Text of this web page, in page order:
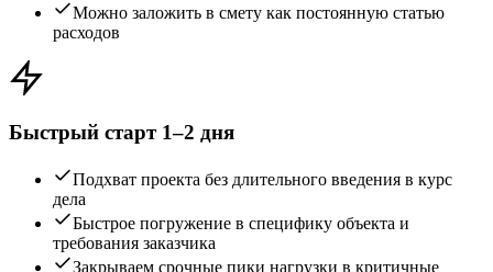
Можно заложить в смету как постоянную статью
расходов
Быстрый старт 1–2 дня
Подхват проекта без длительного введения в курс
дела
Быстрое погружение в специфику объекта и
требования заказчика
Закрываем срочные пики нагрузки в критичные